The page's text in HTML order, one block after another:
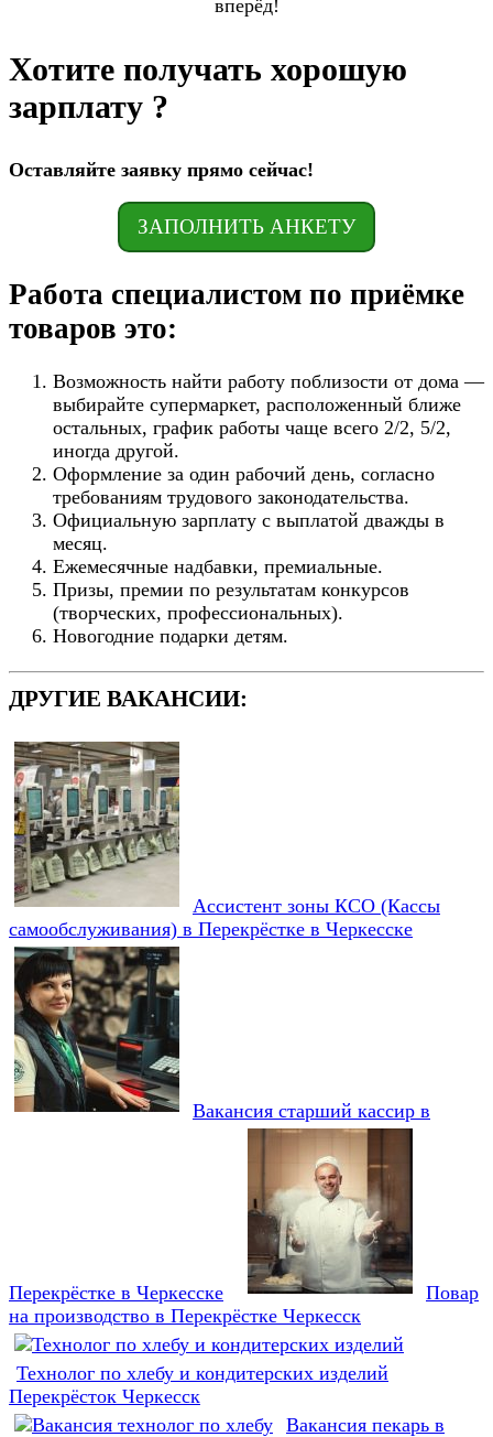
вперёд!
Хотите получать хорошую
зарплату ?
Оставляйте заявку прямо сейчас!
ЗАПОЛНИТЬ АНКЕТУ
Работа специалистом по приёмке
товаров это:
Возможность найти работу поблизости от дома —
выбирайте супермаркет, расположенный ближе
остальных, график работы чаще всего 2/2, 5/2,
иногда другой.
Оформление за один рабочий день, согласно
требованиям трудового законодательства.
Официальную зарплату с выплатой дважды в
месяц.
Ежемесячные надбавки, премиальные.
Призы, премии по результатам конкурсов
(творческих, профессиональных).
Новогодние подарки детям.
ДРУГИЕ ВАКАНСИИ:
Ассистент зоны КСО (Кассы
самообслуживания) в Перекрёстке в Черкесске
Вакансия старший кассир в
Перекрёстке в Черкесске
Повар
на производство в Перекрёстке Черкесск
Технолог по хлебу и кондитерских изделий
Перекрёсток Черкесск
Вакансия пекарь в